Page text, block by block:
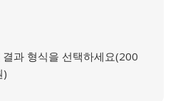
과 형식을 선택하세요(200
)